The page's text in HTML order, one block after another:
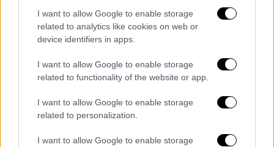
I want to allow Google to enable storage
related to analytics like cookies on web or
device identifiers in apps.
I want to allow Google to enable storage
related to functionality of the website or app.
I want to allow Google to enable storage
related to personalization.
I want to allow Google to enable storage
«Προσδοκάμε σε καλές πωλήσεις σήμερα»
υπογράμμισε, ενώ πελάτες είχαν κατακλύσει
το κατάστημά του, στην καρδιά της Οττάβας.
Ο Καναδάς έγινε τον Οκτώβριο η δεύτερη
κατοχή και κατανάλωση κάνναβης για
ψυχαγωγικούς σκοπούς, πέντε χρόνια μετά
την Ουρουγουάη.